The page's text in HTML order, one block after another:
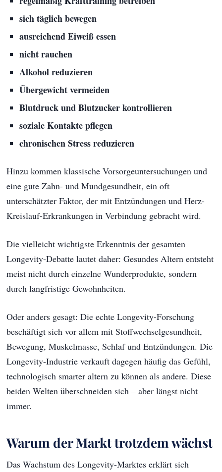
sich täglich bewegen
ausreichend Eiweiß essen
nicht rauchen
Alkohol reduzieren
Übergewicht vermeiden
Blutdruck und Blutzucker kontrollieren
soziale Kontakte pflegen
chronischen Stress reduzieren
Hinzu kommen klassische Vorsorgeuntersuchungen und
eine gute Zahn- und Mundgesundheit, ein oft
unterschätzter Faktor, der mit Entzündungen und Herz-
Kreislauf-Erkrankungen in Verbindung gebracht wird.
Die vielleicht wichtigste Erkenntnis der gesamten
Longevity-Debatte lautet daher: Gesundes Altern entsteht
meist nicht durch einzelne Wunderprodukte, sondern
durch langfristige Gewohnheiten.
Oder anders gesagt: Die echte Longevity-Forschung
beschäftigt sich vor allem mit Stoffwechselgesundheit,
Bewegung, Muskelmasse, Schlaf und Entzündungen. Die
Longevity-Industrie verkauft dagegen häufig das Gefühl,
technologisch smarter altern zu können als andere. Diese
beiden Welten überschneiden sich – aber längst nicht
immer.
Warum der Markt trotzdem wächst
Das Wachstum des Longevity-Marktes erklärt sich